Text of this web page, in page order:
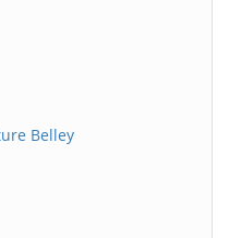
Belley